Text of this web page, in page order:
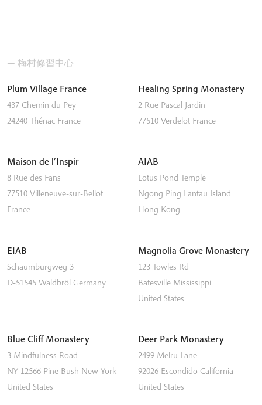
— 梅村修習中心
Plum Village France
437 Chemin du Pey
24240 Thénac France
Healing Spring Monastery
2 Rue Pascal Jardin
77510 Verdelot France
Maison de l’Inspir
8 Rue des Fans
77510 Villeneuve-sur-Bellot
France
AIAB
Lotus Pond Temple
Ngong Ping Lantau Island
Hong Kong
EIAB
Schaumburgweg 3
D-51545 Waldbröl Germany
Magnolia Grove Monastery
123 Towles Rd
Batesville Mississippi
United States
Blue Cliff Monastery
3 Mindfulness Road
NY 12566 Pine Bush New York
United States
Deer Park Monastery
2499 Melru Lane
92026 Escondido California
United States